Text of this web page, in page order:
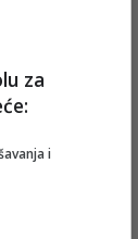
za
i